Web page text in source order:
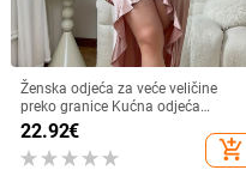
Ženska odjeća za veće veličine
preko granice Kućna odjeća
Spavaća košulja s remenom Duga
haljina s prednjim razdjelkom, leteći
rub, jednobojna, Sal udobna
22.92€
add_shopping_cart